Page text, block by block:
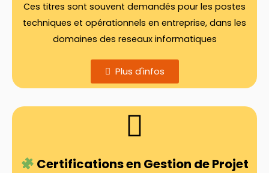
Ces titres sont souvent demandés pour les postes
techniques et opérationnels en entreprise, dans les
domaines des reseaux informatiques
Plus d'infos
Certifications en Gestion de Projet